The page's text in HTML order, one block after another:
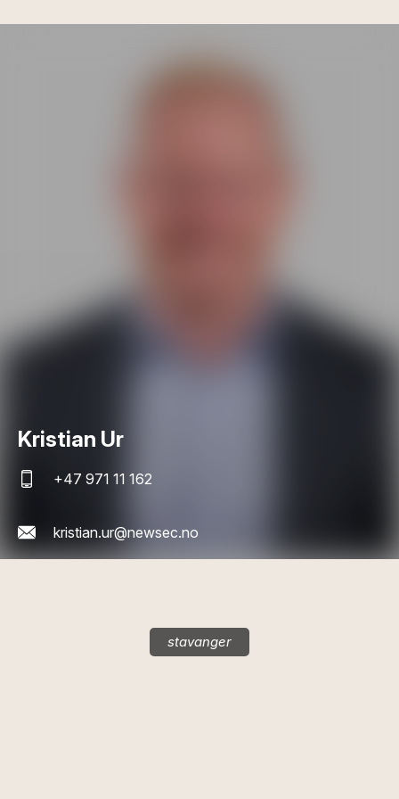
Kristian Ur
+47 971 11 162
kristian.ur@newsec.no
stavanger